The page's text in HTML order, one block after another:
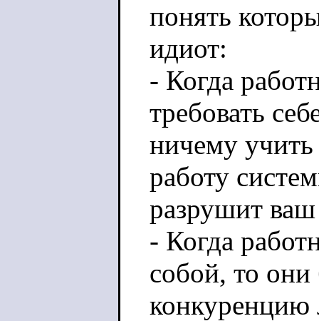
понять
идиот:
- Когда
требовать
ничему
работу
разрушит ваш
- Когда
собой, то они
конкуренцию